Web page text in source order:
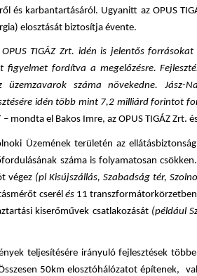
és karbantartásáról. Ugyanitt az OPUS
elosztását biztosítja évente.
OPUS TIGÁZ Zrt. idén is jelentős
figyelmet fordítva a megelőzésre.
száma növekedne. Jász-
idén több mint 7,2 milliárd forintot
– mondta el Bakos Imre, az OPUS TIGÁZ Zrt.
Üzemének területén az
száma is folyamatosan
végez (pl Kisújszállás, Szabadság tér,
cserél és11 transzformátorkörzetben
kiserőművek csatlakozását (például
teljesítésére irányuló fejlesztések
50km elosztóhálózatot építenek,